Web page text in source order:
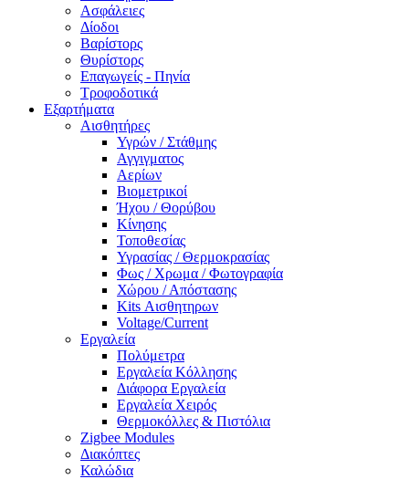
Ασφάλειες
Δίοδοι
Βαρίστορς
Θυρίστορς
Επαγωγείς - Πηνία
Τροφοδοτικά
Εξαρτήματα
Αισθητήρες
Υγρών / Στάθμης
Αγγιγματος
Αερίων
Βιομετρικοί
Ήχου / Θορύβου
Κίνησης
Τοποθεσίας
Υγρασίας / Θερμοκρασίας
Φως / Χρωμα / Φωτογραφία
Χώρου / Απόστασης
Kits Αισθητηρων
Voltage/Current
Εργαλεία
Πολύμετρα
Εργαλεία Κόλλησης
Διάφορα Εργαλεία
Εργαλεία Χειρός
Θερμοκόλλες & Πιστόλια
Zigbee Modules
Διακόπτες
Καλώδια